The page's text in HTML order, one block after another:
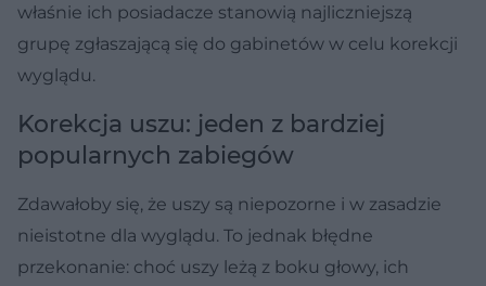
właśnie ich posiadacze stanowią najliczniejszą
grupę zgłaszającą się do gabinetów w celu korekcji
wyglądu.
Korekcja uszu: jeden z bardziej
popularnych zabiegów
Zdawałoby się, że uszy są niepozorne i w zasadzie
nieistotne dla wyglądu. To jednak błędne
przekonanie: choć uszy leżą z boku głowy, ich